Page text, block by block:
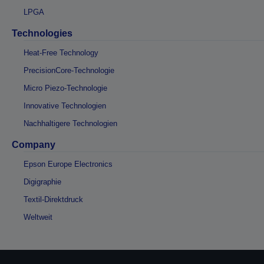
LPGA
Technologies
Heat-Free Technology
PrecisionCore-Technologie
Micro Piezo-Technologie
Innovative Technologien
Nachhaltigere Technologien
Company
Epson Europe Electronics
Digigraphie
Textil-Direktdruck
Weltweit